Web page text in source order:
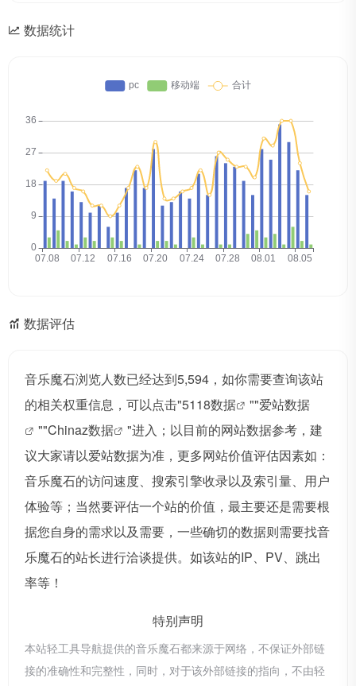
数据统计
数据评估
音乐魔石浏览人数已经达到5,594，如你需要查询该站
的相关权重信息，可以点击"5118数据 ""爱站数据
""Chinaz数据
"进入；以目前的网站数据参考，建
议大家请以爱站数据为准，更多网站价值评估因素如：
音乐魔石的访问速度、搜索引擎收录以及索引量、用户
体验等；当然要评估一个站的价值，最主要还是需要根
据您自身的需求以及需要，一些确切的数据则需要找音
乐魔石的站长进行洽谈提供。如该站的IP、PV、跳出
率等！
特别声明
本站轻工具导航提供的音乐魔石都来源于网络，不保证外部链
接的准确性和完整性，同时，对于该外部链接的指向，不由轻